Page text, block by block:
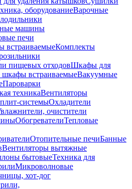
оборудованиеВарочные
машины
печи
встраиваемыеКомплекты
пищевых отходовШкафы для
встраиваемыеВакуумные
Пароварки
техникаВентиляторы
системыОхладители
очистители
ОбогревателиТепловые
Отопительные печиБанные
Вентиляторы вытяжные
бытовыеТехника для
Микроволновые
хот-дог